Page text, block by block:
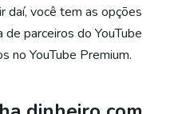
daí, você tem as opções
parceiros do YouTube
no YouTube Premium.